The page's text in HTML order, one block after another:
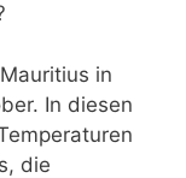
in
In diesen
die